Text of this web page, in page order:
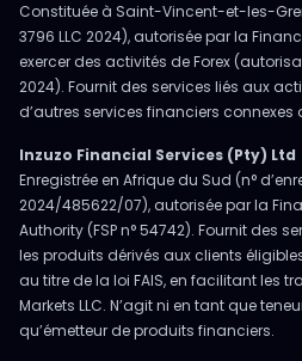
Constituée à Saint-Vincent-et-les-
3796 LLC 2024), autorisée par la
exercer des activités de Forex
2024). Fournit des services liés aux
d’autres services financiers
Inzuzo Financial Services (Pty) Ltd
Enregistrée en Afrique du Sud (n°
2024/485622/07), autorisée par la
Authority (FSP n° 54742). Fournit des
les produits dérivés aux clients
au titre de la loi FAIS, en facilitant les
Markets LLC. N’agit ni en tant que
qu’émetteur de produits financiers.